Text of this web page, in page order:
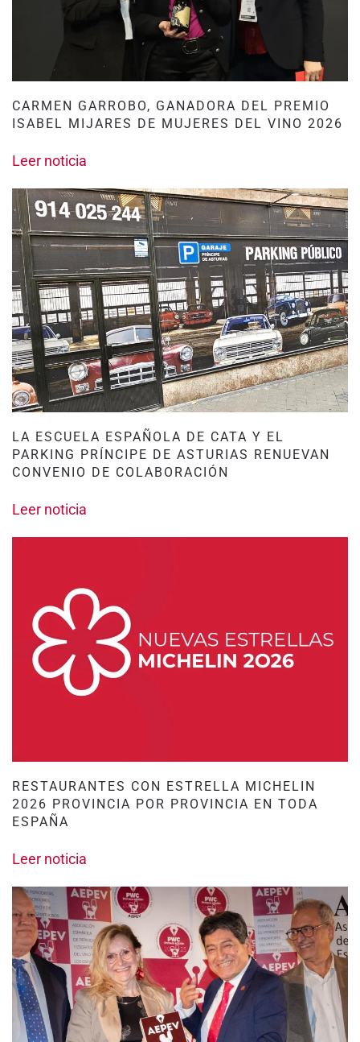
CARMEN GARROBO, GANADORA DEL PREMIO
ISABEL MIJARES DE MUJERES DEL VINO 2026
Leer noticia
LA ESCUELA ESPAÑOLA DE CATA Y EL
PARKING PRÍNCIPE DE ASTURIAS RENUEVAN
CONVENIO DE COLABORACIÓN
Leer noticia
RESTAURANTES CON ESTRELLA MICHELIN
2026 PROVINCIA POR PROVINCIA EN TODA
ESPAÑA
Leer noticia